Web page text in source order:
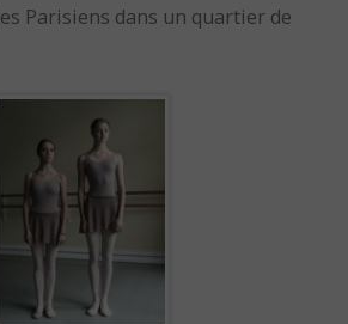
Parisiens dans un quartier de